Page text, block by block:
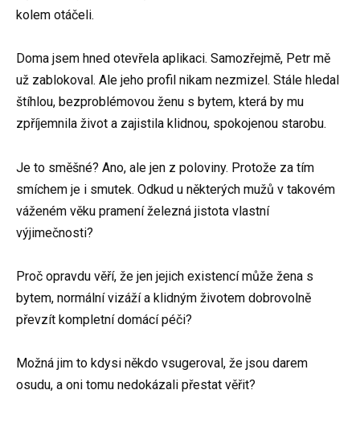
kolem otáčeli.
Doma jsem hned otevřela aplikaci. Samozřejmě, Petr mě
už zablokoval. Ale jeho profil nikam nezmizel. Stále hledal
štíhlou, bezproblémovou ženu s bytem, která by mu
zpříjemnila život a zajistila klidnou, spokojenou starobu.
Je to směšné? Ano, ale jen z poloviny. Protože za tím
smíchem je i smutek. Odkud u některých mužů v takovém
váženém věku pramení železná jistota vlastní
výjimečnosti?
Proč opravdu věří, že jen jejich existencí může žena s
bytem, normální vizáží a klidným životem dobrovolně
převzít kompletní domácí péči?
Možná jim to kdysi někdo vsugeroval, že jsou darem
osudu, a oni tomu nedokázali přestat věřit?